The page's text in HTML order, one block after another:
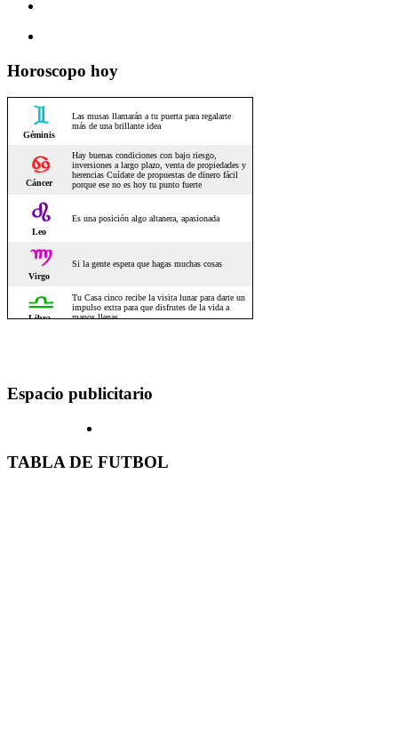
Horoscopo hoy
Espacio publicitario
TABLA DE FUTBOL